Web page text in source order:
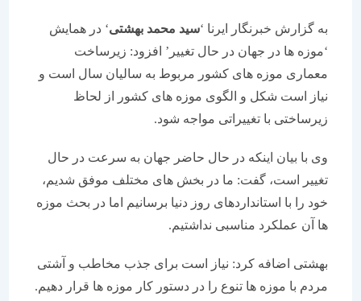
به گزارش خبرنگار ایرنا ‘ سید محمد بهشتی‘ در همایش
‘موزه ها در جهان در حال تغییر’ افزود: زیرساخت
معماری موزه های كشور مربوط به سالیان سال است و
نیاز است شكل و الگوی موزه های كشور از لحاظ
زیرساختی با تغییراتی مواجه شود.
وی با بیان اینكه در حال حاضر جهان به سرعت در حال
تغییر است، گفت: ما در بخش های مختلف موفق شدیم،
خود را با استانداردهای روز دنیا برسانیم اما در بحث موزه
ها آن عملكرد مناسبی نداشتیم.
بهشتی اضافه كرد: نیاز است برای جذب مخاطب و آشتی
مردم با موزه ها تنوع را در دستور كار موزه ها قرار دهیم.